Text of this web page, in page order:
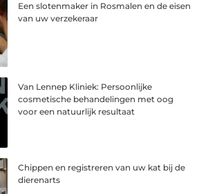
Een slotenmaker in Rosmalen en de eisen
van uw verzekeraar
Van Lennep Kliniek: Persoonlijke
cosmetische behandelingen met oog
voor een natuurlijk resultaat
Chippen en registreren van uw kat bij de
dierenarts